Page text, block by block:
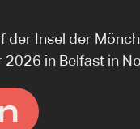
der Insel der
in Belfast in